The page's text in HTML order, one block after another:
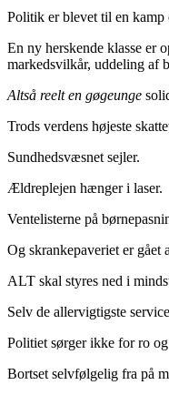
Politik er blevet til en kamp
En ny herskende klasse er
markedsvilkår, uddeling af
Altså reelt en gøgeunge
Trods verdens højeste
Sundhedsvæsnet sejler.
Ældreplejen hænger i laser.
Ventelisterne på
Og skrankepaveriet er gået
ALT skal styres ned i
Selv de allervigtigste
Politiet sørger ikke for ro
Bortset selvfølgelig fra på